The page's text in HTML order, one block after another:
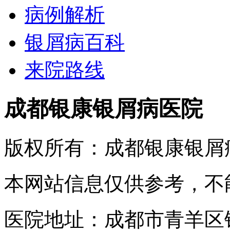
病例解析
银屑病百科
来院路线
成都银康银屑病医院
版权所有：成都银康银
本网站信息仅供参考，
医院地址：成都市青羊